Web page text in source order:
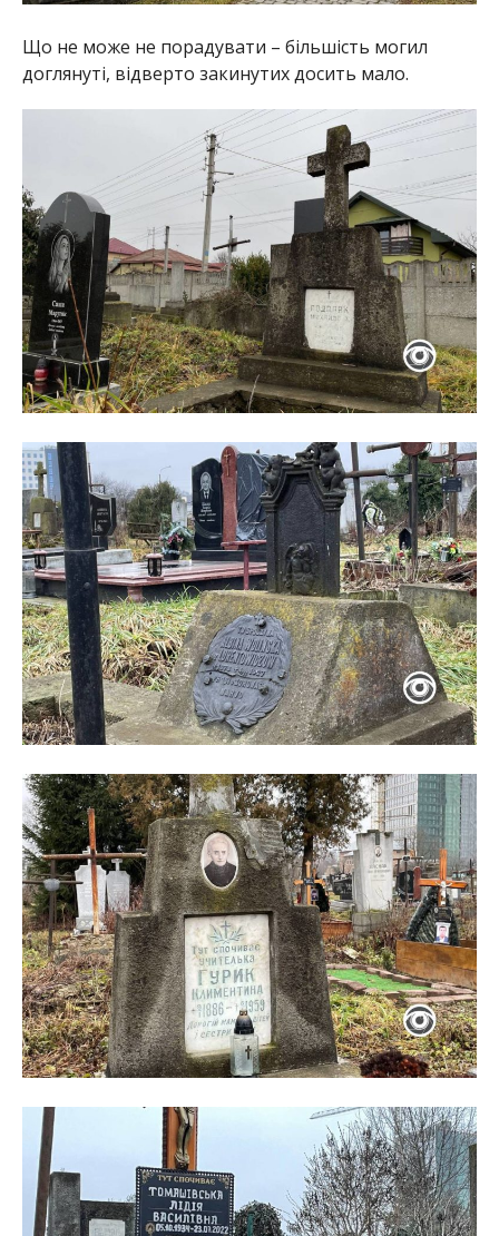
Що не може не порадувати – більшість могил
доглянуті, відверто закинутих досить мало.